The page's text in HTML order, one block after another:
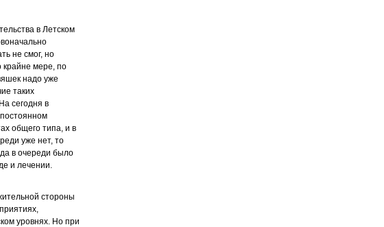
в Летском
не смог, но
крайне мере, по
надо уже
таких
сегодня в
общего типа, и в
уже нет, то
в очереди было
и лечении.
стороны
уровнях. Но при